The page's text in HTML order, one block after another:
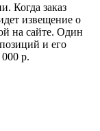
Когда заказ
извещение о
на сайте. Один
и его
р.